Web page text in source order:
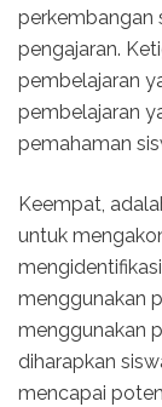
perkembangan
pengajaran.
pembelajaran
pembelajaran
pemahaman
Keempat,
untuk
menggunakan
menggunakan
diharapkan
mencapai